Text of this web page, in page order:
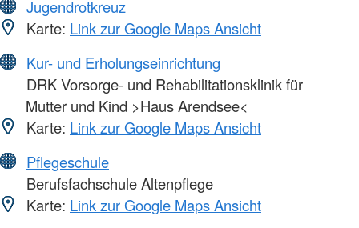
Jugendrotkreuz
Karte: Link zur Google Maps Ansicht
Kur- und Erholungseinrichtung
DRK Vorsorge- und Rehabilitationsklinik für
Mutter und Kind >Haus Arendsee<
Karte: Link zur Google Maps Ansicht
Pflegeschule
Berufsfachschule Altenpflege
Karte: Link zur Google Maps Ansicht